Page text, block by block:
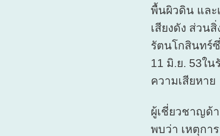
พื้นผิวดิน และ
เสียงดัง ส่วน
รัตนโกสินทร์
11 มิ.ย. 53ใ
ความเสียหาย
ผู้เชี่ยวชาญด้
พบว่า เหตุกา